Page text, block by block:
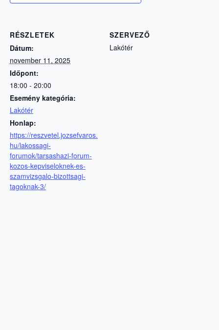
RÉSZLETEK
Dátum:
november 11, 2025
Időpont:
18:00 - 20:00
Esemény kategória:
Lakótér
Honlap:
https://reszvetel.jozsefvaros.
hu/lakossagi-
forumok/tarsashazi-forum-
kozos-kepviseloknek-es-
szamvizsgalo-bizottsagi-
tagoknak-3/
SZERVEZŐ
Lakótér